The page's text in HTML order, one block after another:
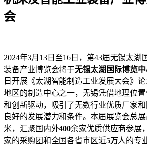
会
2024年3月13日至16日，第43届无锡太湖
装备产业博览会将于无锡太湖国际博览中
日开展《太湖智能制造工业发展大会》
地区的制造中心之一，无锡凭借地理位
和创新驱动，吸引了无数行业优质厂家
良好的发展潜力和条件。本届展览会总
米，汇聚国内外400余家优质供应商参展
家的采购团和全国各省市区近5万人的专